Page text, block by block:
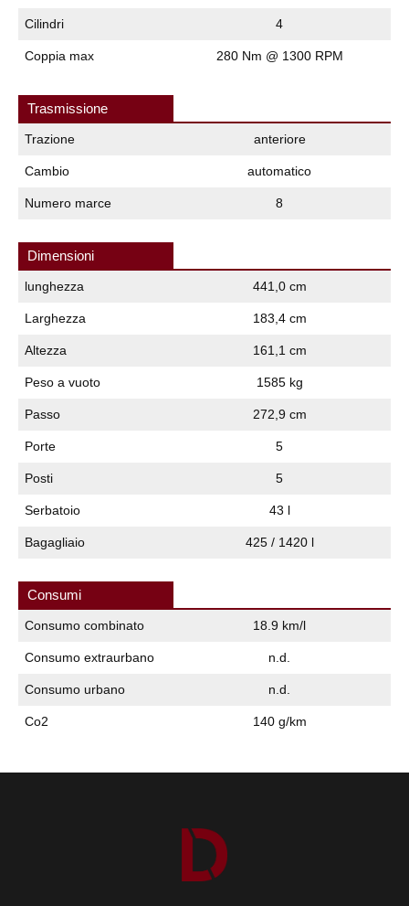
Cilindri 4
Coppia max 280 Nm @ 1300 RPM
Trasmissione
Trazione anteriore
Cambio automatico
Numero marce 8
Dimensioni
lunghezza 441,0 cm
Larghezza 183,4 cm
Altezza 161,1 cm
Peso a vuoto 1585 kg
Passo 272,9 cm
Porte 5
Posti 5
Serbatoio 43 l
Bagagliaio 425 / 1420 l
Consumi
Consumo combinato 18.9 km/l
Consumo extraurbano n.d.
Consumo urbano n.d.
Co2 140 g/km